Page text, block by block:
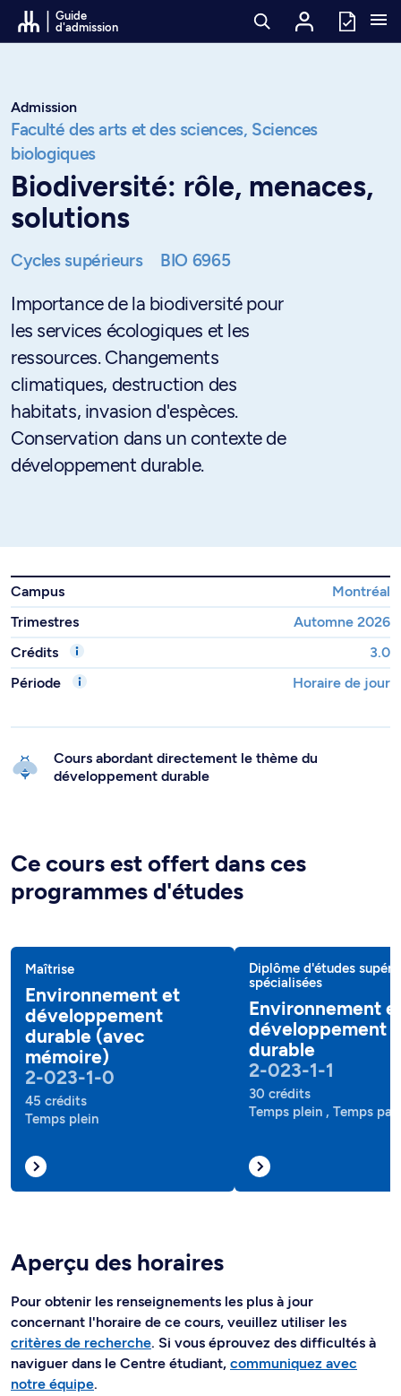
Passer au contenu
Guide
d'admission
Admission
Faculté des arts et des sciences, Sciences
biologiques
Biodiversité: rôle, menaces,
solutions
Cycles supérieurs BIO 6965
Importance de la biodiversité pour
les services écologiques et les
ressources. Changements
climatiques, destruction des
habitats, invasion d'espèces.
Conservation dans un contexte de
développement durable.
Campus
Montréal
Trimestres
Automne 2026
Crédits
3.0
Période
Horaire de jour
Cours abordant directement le thème du
développement durable
Ce cours est offert dans ces
programmes d'études
Maîtrise
Environnement et
développement
durable (avec
mémoire)
2-023-1-0
45 crédits
Temps plein
Diplôme d'études
spécialisées
Environnement
développement
durable
2-023-1-1
30 crédits
Temps plein , Temps
Aperçu des horaires
Pour obtenir les renseignements les plus à jour
concernant l'horaire de ce cours, veuillez utiliser les
critères de recherche. Si vous éprouvez des difficultés à
naviguer dans le Centre étudiant, communiquez avec
notre équipe.